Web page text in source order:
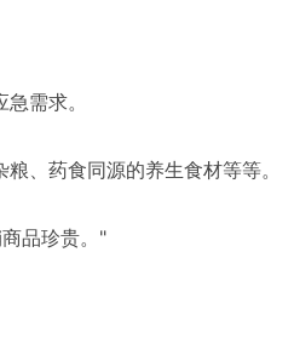
需求。
、药食同源的养生食材等等。
品珍贵。"